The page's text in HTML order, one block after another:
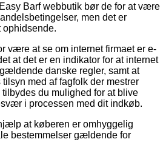
Barf webbutik bør de for at være
men det er
ophidsende.
være at se om internet firmaet er e-
at det er en indikator for at internet
danske regler, samt at
med af fagfolk der mestrer
du mulighed for at blive
i processen med dit indkøb.
at køberen er omhyggelig
bestemmelser gældende for